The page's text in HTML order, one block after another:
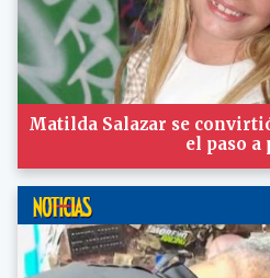
Matilda Salazar se
el paso a